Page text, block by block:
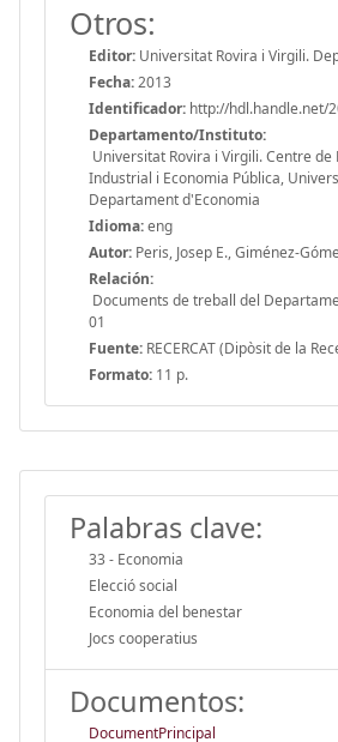
Otros:
Editor: Universitat Rovira i Virgili.
Fecha:2013
Identificador: http://hdl.handle.net/
Departamento/Instituto:
Universitat Rovira i Virgili. Centre de
Industrial i Economia Pública,
Departament d'Economia
Idioma:eng
Autor: Peris, Josep E., Giménez-
Relación:
Documents de treball del
01
Fuente: RECERCAT (Dipòsit de la
Formato: 11 p.
Palabras clave:
33 - Economia
Elecció social
Economia del benestar
Jocs cooperatius
Documentos:
DocumentPrincipal